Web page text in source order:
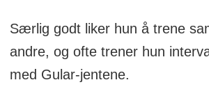
Særlig godt liker hun å trene
andre, og ofte trener hun
med Gular-jentene.